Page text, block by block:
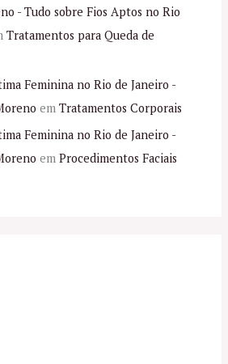
- Tudo sobre Fios Aptos no Rio
Tratamentos para Queda de
Feminina no Rio de Janeiro -
em Tratamentos Corporais
Feminina no Rio de Janeiro -
em Procedimentos Faciais